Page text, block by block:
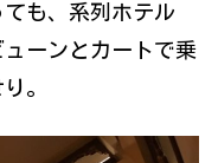
も、系列ホテル
ーンとカートで乗
。